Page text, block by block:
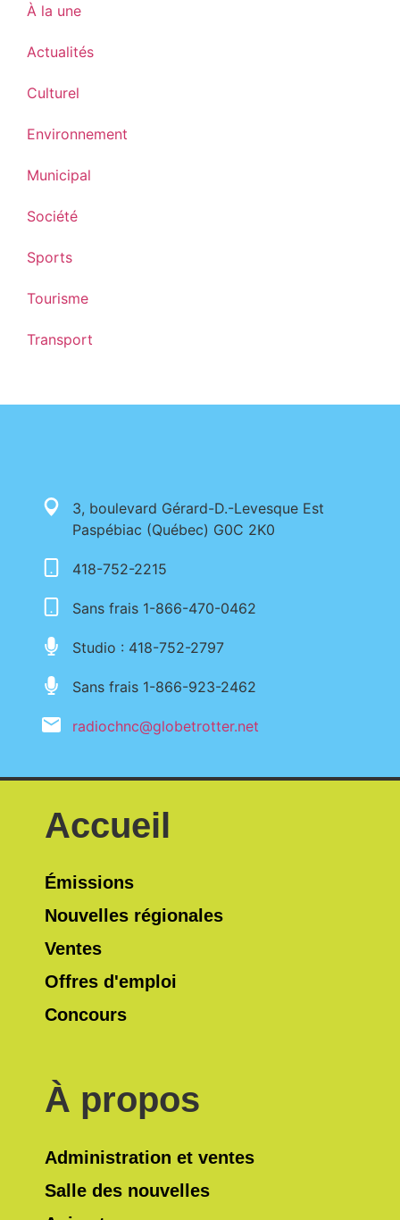
À la une
Actualités
Culturel
Environnement
Municipal
Société
Sports
Tourisme
Transport
3, boulevard Gérard-D.-Levesque Est
Paspébiac (Québec) G0C 2K0
418-752-2215
Sans frais 1-866-470-0462
Studio : 418-752-2797
Sans frais 1-866-923-2462
radiochnc@globetrotter.net
Accueil
Émissions
Nouvelles régionales
Ventes
Offres d'emploi
Concours
À propos
Administration et ventes
Salle des nouvelles